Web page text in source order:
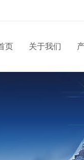
页 关于我们